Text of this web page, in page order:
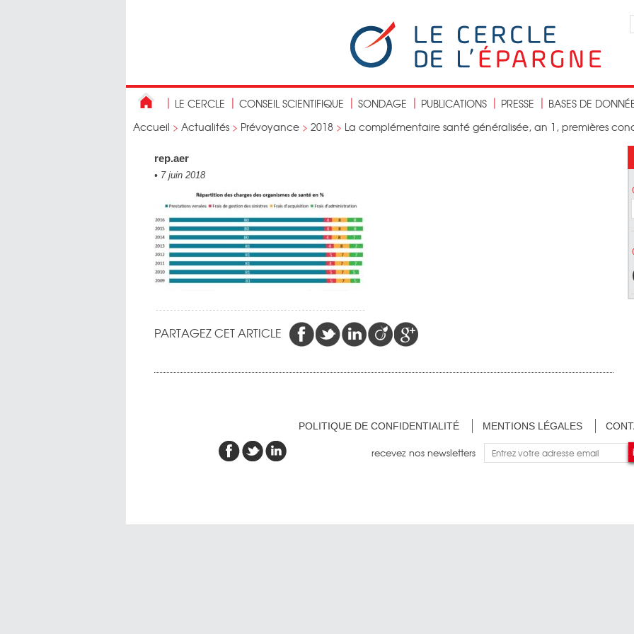
LE CERCLE CONSEIL SCIENTIFIQUE SONDAGE PUBLICATIONS PRESSE
BASES DE
Accueil > Actualités > Prévoyance > 2018 > La complémentaire santé généralisée, an 1, premières
rep.aer
• 7 juin 2018
PARTAGEZ CET ARTICLE
POLITIQUE DE CONFIDENTIALITÉ MENTIONS LÉGALES
recevez nos newsletters